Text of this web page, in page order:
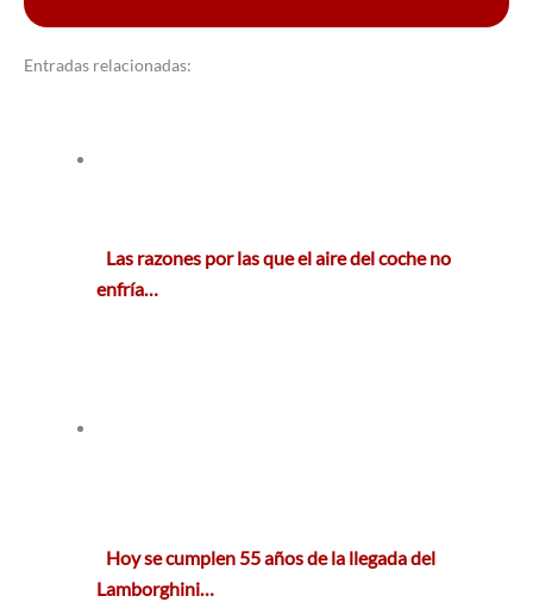
Entradas relacionadas:
Las razones por las que el aire del coche no
enfría…
Hoy se cumplen 55 años de la llegada del
Lamborghini…